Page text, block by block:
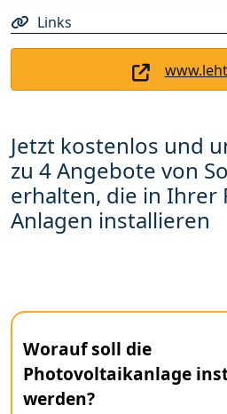
Links
Jetzt kostenlos und
zu 4 Angebote von
erhalten, die in Ihrer
Anlagen installieren
Worauf soll die
Photovoltaikanlage
werden?